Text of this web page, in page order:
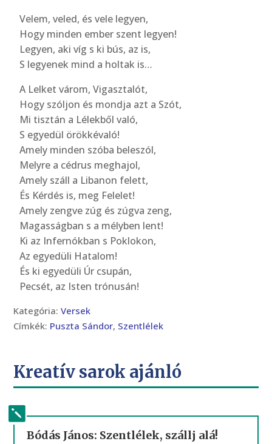
Velem, veled, és vele legyen,
Hogy minden ember szent legyen!
Legyen, aki víg s ki bús, az is,
S legyenek mind a holtak is…
A Lelket várom, Vigasztalót,
Hogy szóljon és mondja azt a Szót,
Mi tisztán a Lélekből való,
S egyedül örökkévaló!
Amely minden szóba beleszól,
Melyre a cédrus meghajol,
Amely száll a Libanon felett,
És Kérdés is, meg Felelet!
Amely zengve zúg és zúgva zeng,
Magasságban s a mélyben lent!
Ki az Infernókban s Poklokon,
Az egyedüli Hatalom!
És ki egyedüli Úr csupán,
Pecsét, az Isten trónusán!
Kategória:Versek
Címkék: Puszta Sándor, Szentlélek
Kreatív sarok ajánló
Bódás János: Szentlélek, szállj alá!